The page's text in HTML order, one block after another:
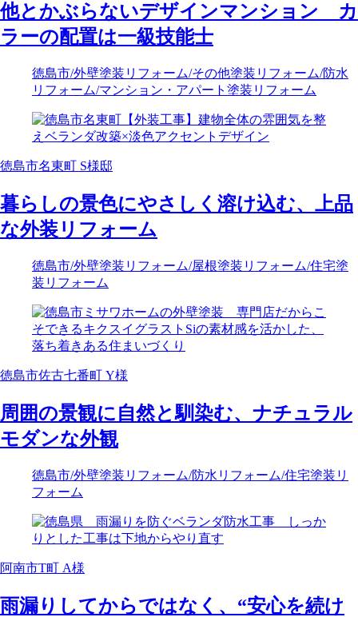
他とかぶらないデザインマンション カ
ラーの配置は一級技能士
徳島市/外壁塗装リフォーム/その他塗装リフォーム/防水
リフォーム/マンション・アパート塗装リフォーム
徳島市名東町 S様邸
暮らしの景色にやさしく溶け込む、上品
な外装リフォーム
徳島市/外壁塗装リフォーム/屋根塗装リフォーム/住宅塗
装リフォーム
徳島市佐古七番町 Y様
周囲の景観に自然と馴染む、ナチュラル
モダンな外観
徳島市/外壁塗装リフォーム/防水リフォーム/住宅塗装リ
フォーム
阿南市T町 A様
雨漏りしてからではなく、“安心を続け